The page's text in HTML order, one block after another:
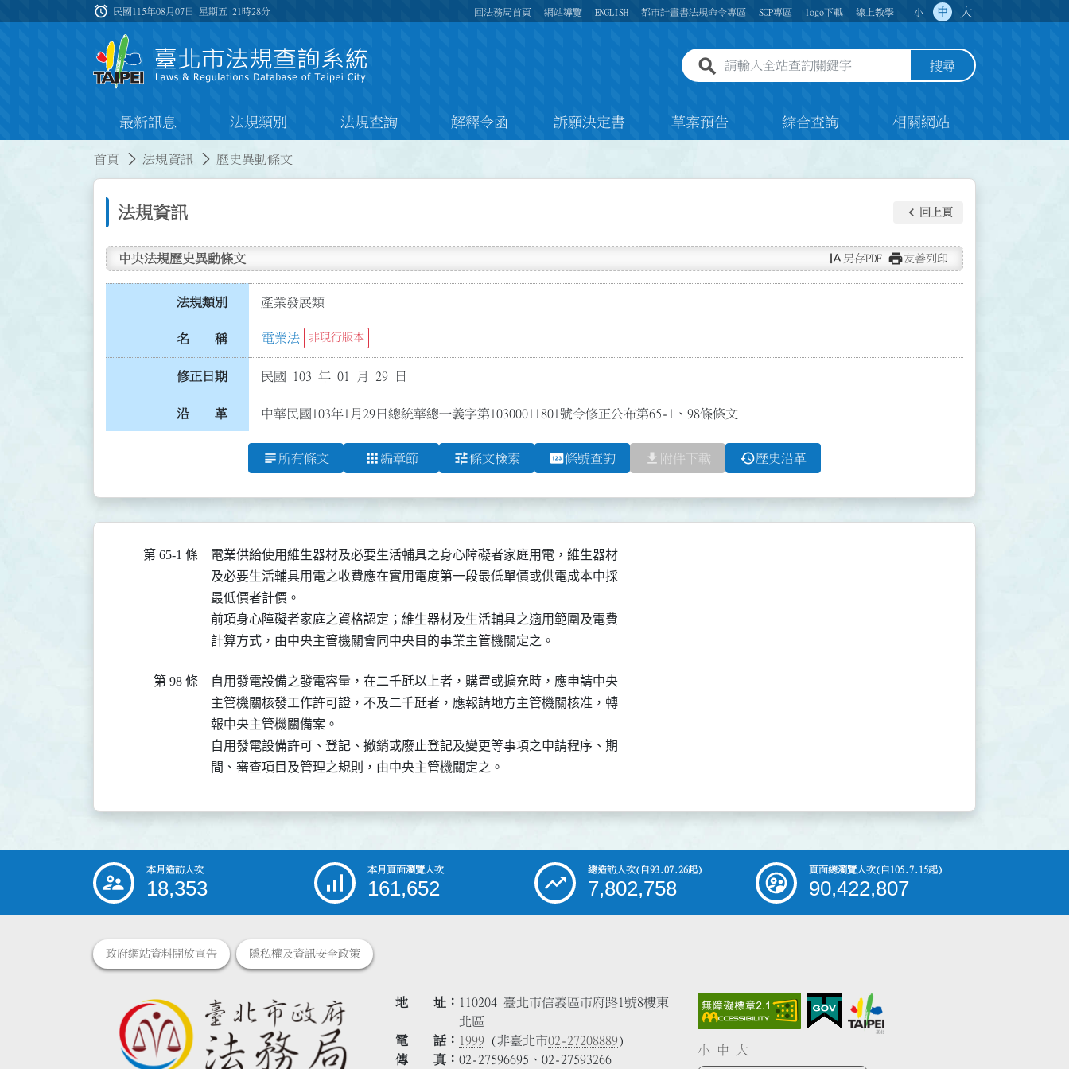
:::
alarm 民國115年08月07日 星期五21時28分 回法務局首頁 網站導覽 ENGLISH 都市計畫書法規命令專區 SOP專區 logo下載 線上教學 小 中 大
全站查詢關鍵字欄位 搜尋
最新訊息 法規類別 法規查詢 解釋令函 訴願決定書 草案預告 綜合查詢 相關網站
首頁 法規資訊 歷史異動條文
法規資訊 keyboard_arrow_left 回上頁
中央法規歷史異動條文 text_rotate_vertical 另存PDF print友善列印
法規類別 產業發展類
名 稱 電業法 非現行版本
修正日期 民國 103 年 01 月 29 日
沿 革 中華民國103年1月29日總統華總一義字第10300011801號令修正公布第65-1、98條條文
subject 所有條文 apps 編章節 tune條文檢索 pin條號查詢 file_download 附件下載 history歷史沿革
第 65-1 條
電業供給使用維生器材及必要生活輔具之身心障礙者家庭用電，維生器材
及必要生活輔具用電之收費應在實用電度第一段最低單價或供電成本中採
最低價者計價。
前項身心障礙者家庭之資格認定；維生器材及生活輔具之適用範圍及電費
計算方式，由中央主管機關會同中央目的事業主管機關定之。
第 98 條
自用發電設備之發電容量，在二千瓩以上者，購置或擴充時，應申請中央
主管機關核發工作許可證，不及二千瓩者，應報請地方主管機關核准，轉
報中央主管機關備案。
自用發電設備許可、登記、撤銷或廢止登記及變更等事項之申請程序、期
間、審查項目及管理之規則，由中央主管機關定之。
::: 本月造訪人次
18,353
本月頁面瀏覽人次
161,652
總造訪人次(自93.07.26起)
7,802,758
頁面總瀏覽人次(自105.7.15起)
90,422,807
政府網站資料開放宣告 隱私權及資訊安全政策
地 址
110204 臺北市信義區市府路1號8樓東
北區
電 話
1999 (非臺北市02-27208889)
傳 真
02-27596695、02-27593266
小 中 大